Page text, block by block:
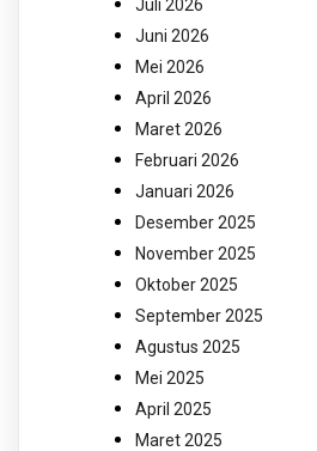
Juli 2026
Juni 2026
Mei 2026
April 2026
Maret 2026
Februari 2026
Januari 2026
Desember 2025
November 2025
Oktober 2025
September 2025
Agustus 2025
Mei 2025
April 2025
Maret 2025